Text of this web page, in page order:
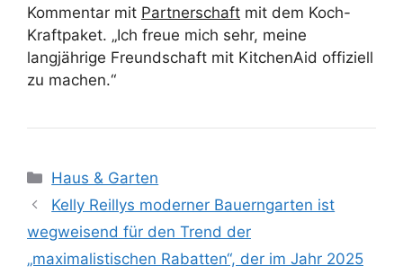
Kommentar mit Partnerschaft mit dem Koch-
Kraftpaket. „Ich freue mich sehr, meine
langjährige Freundschaft mit KitchenAid offiziell
zu machen.“
Kategorien
Haus & Garten
Kelly Reillys moderner Bauerngarten ist
wegweisend für den Trend der
„maximalistischen Rabatten“, der im Jahr 2025